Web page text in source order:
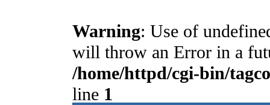
Warning: Use of
will throw an Error in a
/home/httpd/cgi-bin/
line 1